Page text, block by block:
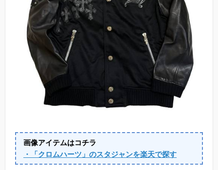
画像アイテムはコチラ
・「クロムハーツ」のスタジャンを楽天で探す